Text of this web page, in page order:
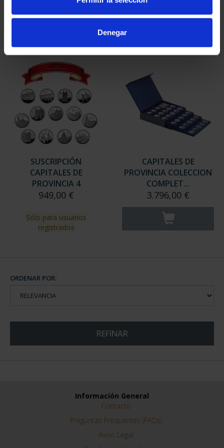
Denegar
SUSCRIPCIÓN
CAPITALES DE
PROVINCIA 4
949,00 €
Sólo para usuarios
registrados
CAPITALES DE
PROVINCIA COLECCION
COMPLET...
3.796,00 €
ORDENAR POR:
REFINAR
Información General
Contacto
Preguntas Frequentes (FAQs)
Aviso Legal